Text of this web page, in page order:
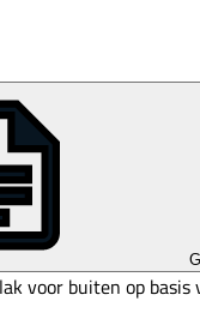
voor buiten op